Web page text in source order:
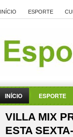
INÍCIO ESPORTE
INÍCIO ESPORTE
VILLA MIX
ESTA